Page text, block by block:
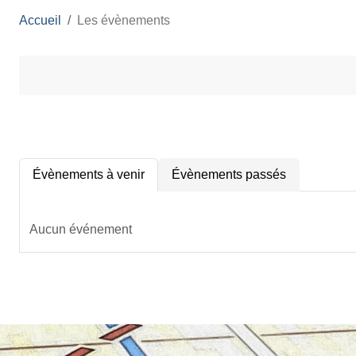
Accueil Les évènements
Évènements à venir Évènements passés
Aucun événement